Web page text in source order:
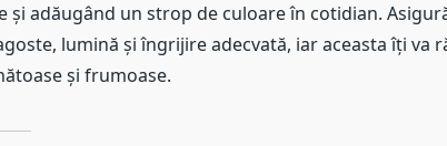
și adăugând un strop de culoare în cotidian.
lumină și îngrijire adecvată, iar aceasta îți va
și frumoase.